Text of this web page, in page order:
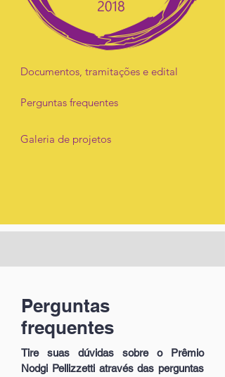
Documentos, tramitações e edital
Perguntas frequentes
Galeria de projetos
Perguntas
frequentes
Tire suas dúvidas sobre o Prêmio
Nodgi Pellizzetti através das perguntas